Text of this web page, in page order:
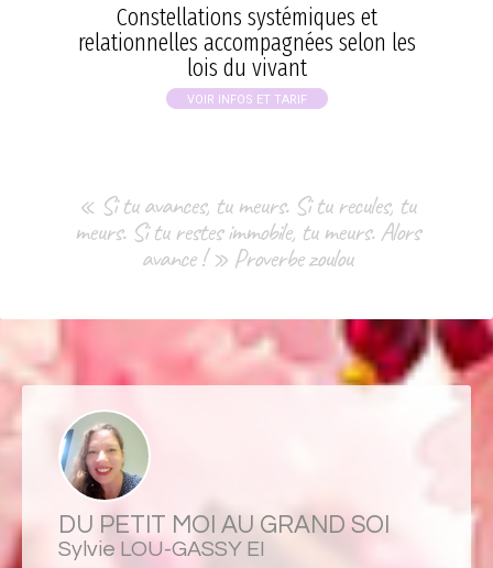
Constellations systémiques et
relationnelles accompagnées selon les
lois du vivant
VOIR INFOS ET TARIF
« Si tu avances, tu meurs. Si tu recules, tu
meurs. Si tu restes immobile, tu meurs. Alors
avance ! » Proverbe zoulou
DU PETIT MOI AU GRAND SOI
Sylvie LOU-GASSY EI